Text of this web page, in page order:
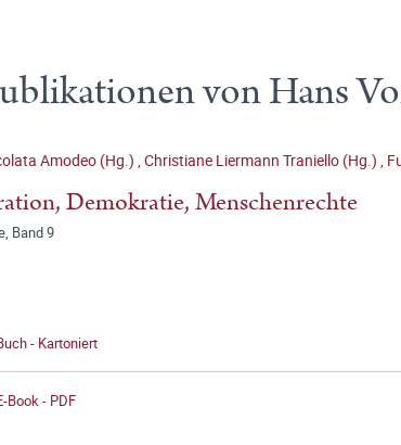
von Hans
Amodeo (Hg.) ,Christiane Liermann Traniello (Hg.) ,
Demokratie, Menschenrechte
Band 9
- Kartoniert
Book - PDF